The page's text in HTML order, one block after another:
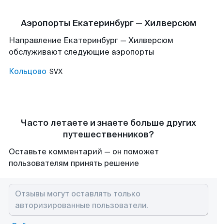
Аэропорты Екатеринбург — Хилверсюм
Направление Екатеринбург — Хилверсюм
обслуживают следующие аэропорты
Кольцово SVX
Часто летаете и знаете больше других
путешественников?
Оставьте комментарий — он поможет
пользователям принять решение